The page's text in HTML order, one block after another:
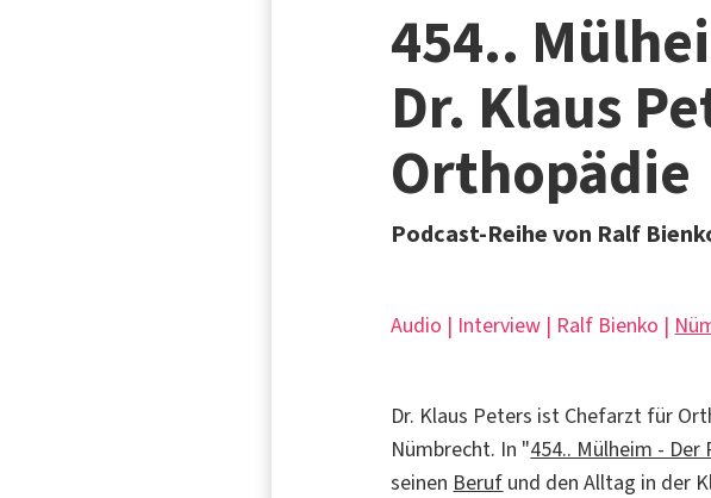
454..
Dr. Klaus
Orthopädie
Podcast-Reihe von Ralf
Audio | Interview | Ralf Bienko |
Dr. Klaus Peters ist Chefarzt für
Nümbrecht. In "454.. Mülheim - Der
seinen Beruf und den Alltag in der